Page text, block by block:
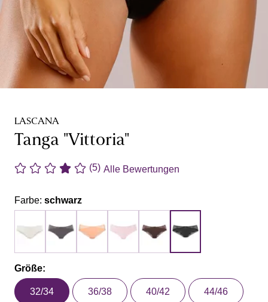
LASCANA
Tanga "Vittoria"
(5) Alle Bewertungen
Farbe: schwarz
Größe:
32/34 36/38 40/42 44/46